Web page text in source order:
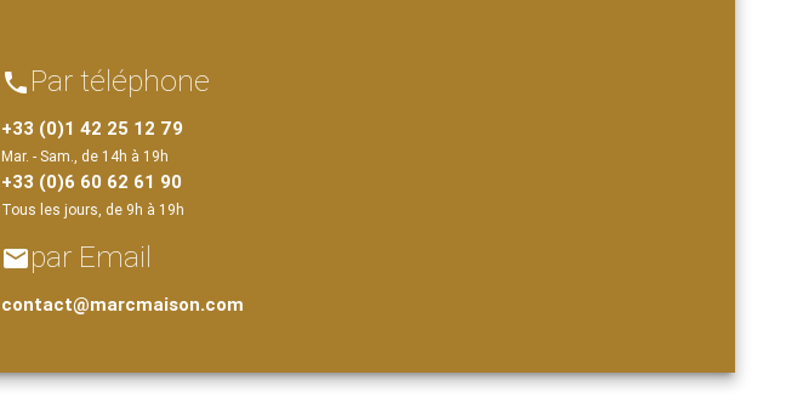
phone Par téléphone
+33 (0)1 42 25 12 79
Mar. - Sam., de 14h à 19h
+33 (0)6 60 62 61 90
Tous les jours, de 9h à 19h
emailpar Email
contact@marcmaison.com